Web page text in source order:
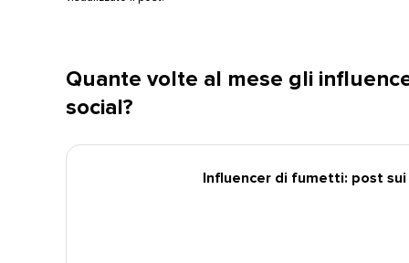
Quante volte al mese gli
social?​​
Influencer di fumetti: post